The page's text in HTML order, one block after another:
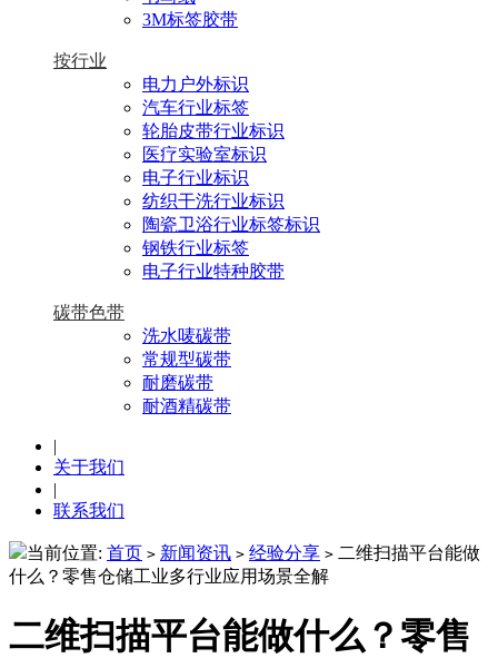
3M标签胶带
按行业
电力户外标识
汽车行业标签
轮胎皮带行业标识
医疗实验室标识
电子行业标识
纺织干洗行业标识
陶瓷卫浴行业标签标识
钢铁行业标签
电子行业特种胶带
碳带色带
洗水唛碳带
常规型碳带
耐磨碳带
耐酒精碳带
|
关于我们
|
联系我们
当前位置: 首页 > 新闻资讯 > 经验分享 > 二维扫描平台能做
什么？零售仓储工业多行业应用场景全解
二维扫描平台能做什么？零售